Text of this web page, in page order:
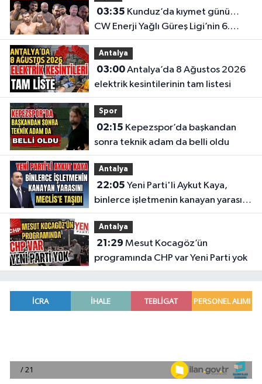
03:35
CW Enerji Yağlı Güreş Ligi’nin 6.
Etabı öncesi nefesler tutuldu
Antalya
03:00Antalya’da 8 Ağustos 2026
elektrik kesintilerinin tam listesi
Spor
02:15
sonra teknik adam da belli oldu
Antalya
22:05
binlerce işletmenin kanayan yarasını
Meclis'e taşıdı
Antalya
21:29
programında CHP var Yeni Parti yok